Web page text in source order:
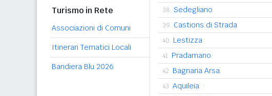
Turismo in Rete
Associazioni di Comuni
Itinerari Tematici Locali
Bandiera Blu 2026
38. Sedegliano
39. Castions di Strada
40. Lestizza
41. Pradamano
42. Bagnaria Arsa
43. Aquileia